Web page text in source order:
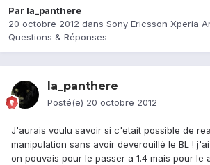
Par la_panthere
20 octobre 2012 dans Sony Ericsson Xperia
Questions & Réponses
la_panthere
Posté(e) 20 octobre 2012
J'aurais voulu savoir si c'etait possible de
manipulation sans avoir deverouillé le BL !
on pouvais pour le passer a 1.4 mais pour le